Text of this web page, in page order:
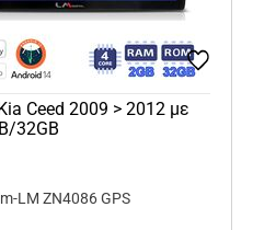
Ceed 2009 > 2012 με
32GB
LM ZN4086 GPS